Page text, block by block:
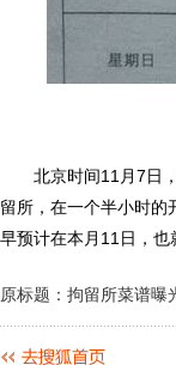
北京时间11月7日，
留所，在一个半小时的
早预计在本月11日，也
原标题：拘留所菜谱曝